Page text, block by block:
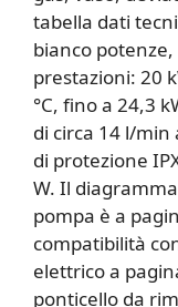
tabella dati
bianco
prestazioni: 20
°C, fino a 24,3
di circa 14 l/min
di protezione
W. Il
pompa è a
compatibilità
elettrico a
ponticello da